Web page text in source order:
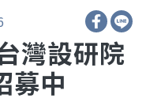
灣設研院
募中